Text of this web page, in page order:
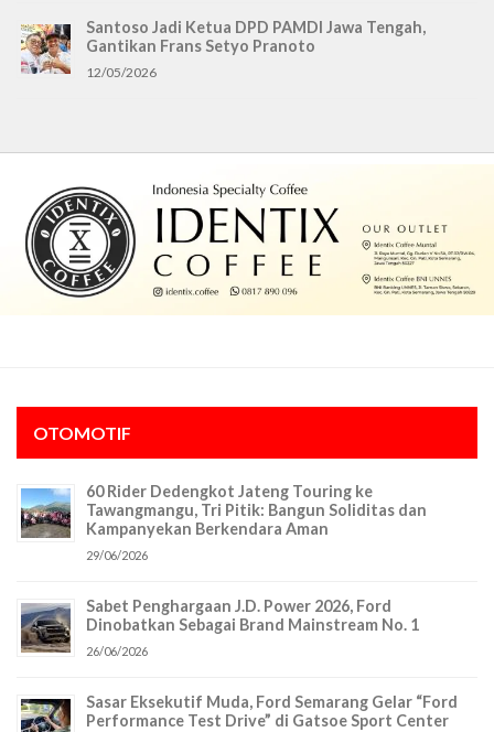
Santoso Jadi Ketua DPD PAMDI Jawa Tengah,
Gantikan Frans Setyo Pranoto
12/05/2026
OTOMOTIF
60 Rider Dedengkot Jateng Touring ke
Tawangmangu, Tri Pitik: Bangun Soliditas dan
Kampanyekan Berkendara Aman
29/06/2026
Sabet Penghargaan J.D. Power 2026, Ford
Dinobatkan Sebagai Brand Mainstream No. 1
26/06/2026
Sasar Eksekutif Muda, Ford Semarang Gelar “Ford
Performance Test Drive” di Gatsoe Sport Center